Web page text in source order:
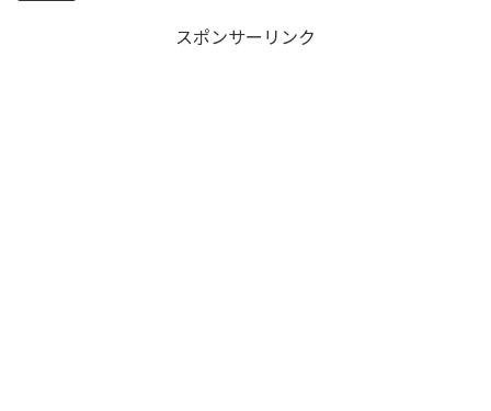
スポンサーリンク